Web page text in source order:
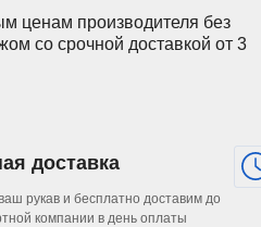
рукав и бесплатно доставим до
компании в день оплаты
ценам производителя без
со срочной доставкой от 3
доставка
3/4" 28,6